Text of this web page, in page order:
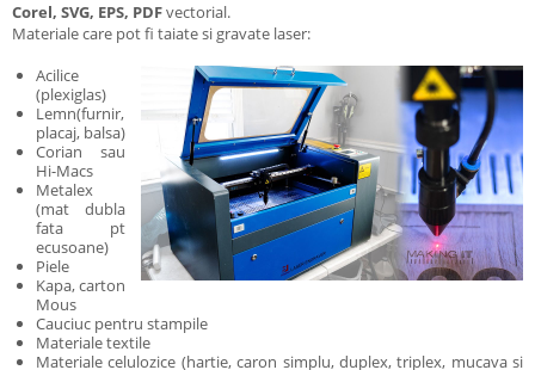
Corel, SVG, EPS, PDFvectorial.
Materiale care pot fi taiate si gravate laser:
Acilice
(plexiglas)
Lemn(furnir,
placaj, balsa)
Corian sau
Hi-Macs
Metalex
(mat dubla
fata pt
ecusoane)
Piele
Kapa, carton
Mous
Cauciuc pentru stampile
Materiale textile
Materiale celulozice (hartie, caron simplu, duplex, triplex, mucava si